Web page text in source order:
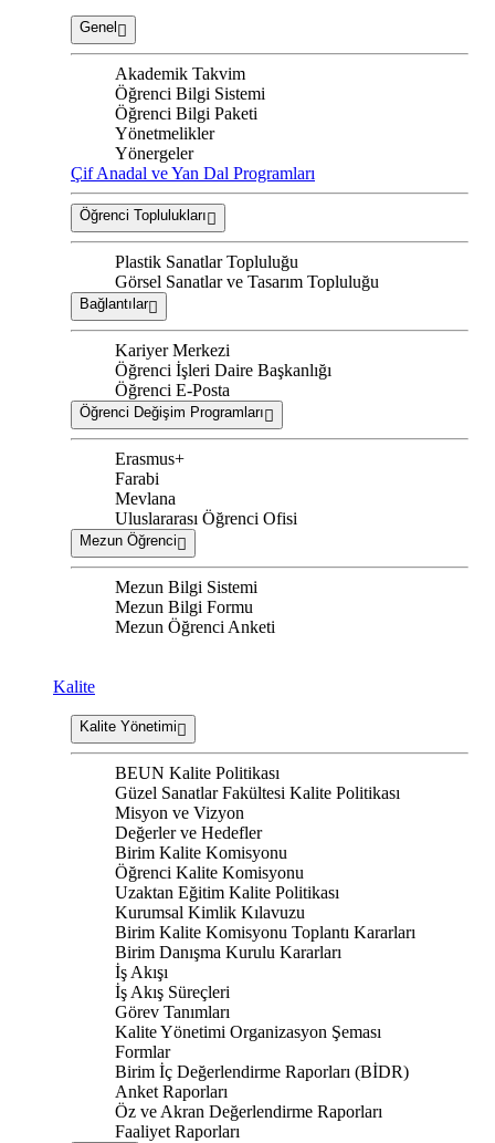
Genel
Akademik Takvim
Öğrenci Bilgi Sistemi
Öğrenci Bilgi Paketi
Yönetmelikler
Yönergeler
Çif Anadal ve Yan Dal Programları
Öğrenci Toplulukları
Plastik Sanatlar Topluluğu
Görsel Sanatlar ve Tasarım Topluluğu
Bağlantılar
Kariyer Merkezi
Öğrenci İşleri Daire Başkanlığı
Öğrenci E-Posta
Öğrenci Değişim Programları
Erasmus+
Farabi
Mevlana
Uluslararası Öğrenci Ofisi
Mezun Öğrenci
Mezun Bilgi Sistemi
Mezun Bilgi Formu
Mezun Öğrenci Anketi
Kalite
Kalite Yönetimi
BEUN Kalite Politikası
Güzel Sanatlar Fakültesi Kalite Politikası
Misyon ve Vizyon
Değerler ve Hedefler
Birim Kalite Komisyonu
Öğrenci Kalite Komisyonu
Uzaktan Eğitim Kalite Politikası
Kurumsal Kimlik Kılavuzu
Birim Kalite Komisyonu Toplantı Kararları
Birim Danışma Kurulu Kararları
İş Akışı
İş Akış Süreçleri
Görev Tanımları
Kalite Yönetimi Organizasyon Şeması
Formlar
Birim İç Değerlendirme Raporları (BİDR)
Anket Raporları
Öz ve Akran Değerlendirme Raporları
Faaliyet Raporları